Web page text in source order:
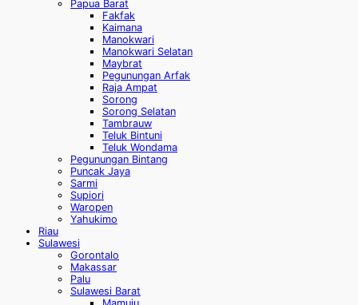
Papua Barat
Fakfak
Kaimana
Manokwari
Manokwari Selatan
Maybrat
Pegunungan Arfak
Raja Ampat
Sorong
Sorong Selatan
Tambrauw
Teluk Bintuni
Teluk Wondama
Pegunungan Bintang
Puncak Jaya
Sarmi
Supiori
Waropen
Yahukimo
Riau
Sulawesi
Gorontalo
Makassar
Palu
Sulawesi Barat